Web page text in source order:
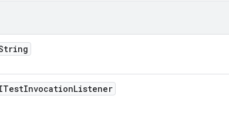
InvocationListener